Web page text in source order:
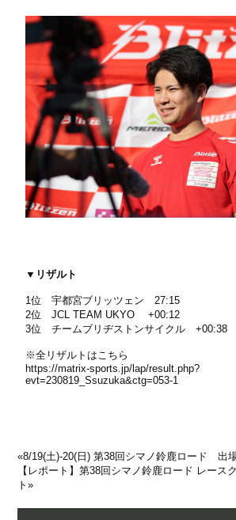
▼リザルト
1位 宇都宮ブリッツェン 27:15
2位 JCL TEAM UKYO +00:12
3位 チームブリヂストンサイクル +00:38
※全リザルトはこちら
https://matrix-sports.jp/lap/result.php?
evt=230819_Ssuzuka&ctg=053-1
«8/19(土)-20(日) 第38回シマノ鈴鹿ロード 出
【レポート】第38回シマノ鈴鹿ロード レース
ト»